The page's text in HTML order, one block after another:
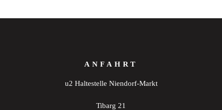
ANFAHRT
u2 Haltestelle Niendorf-Markt
Tibarg 21